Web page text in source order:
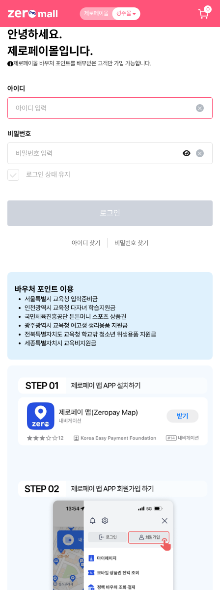
제로페이몰 광주몰
0
안녕하세요.
제로페이몰입니다.
제로페이몰 바우처 포인트를 배부받은 고객만 가입 가능합니다.
아이디
비밀번호
로그인 상태 유지
로그인
아이디 찾기 비밀번호 찾기
바우처 포인트 이용
서울특별시 교육청 입학준비금
인천광역시 교육청 다자녀 학습지원금
국민체육진흥공단 튼튼머니 스포츠 상품권
광주광역시 교육청 여고생 생리용품 지원금
전북특별자치도 교육청 학교밖 청소년 위생용품 지원금
세종특별자치시 교육비지원금